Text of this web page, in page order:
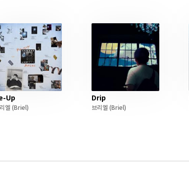
Up
엘 (Briel)
Drip
브리엘 (Briel)